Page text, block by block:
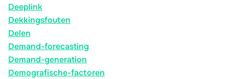
Deeplink
Dekkingsfouten
Delen
Demand-forecasting
Demand-generation
Demografische-factoren